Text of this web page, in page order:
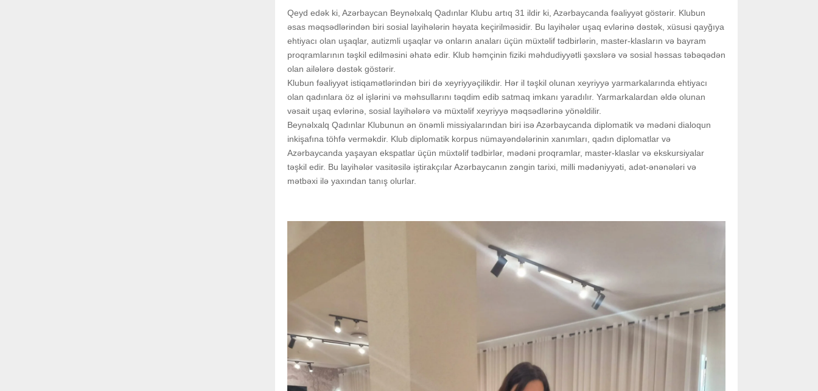
Qeyd edək ki, Azərbaycan Beynəlxalq Qadınlar Klubu artıq 31 ildir ki, Azərbaycanda fəaliyyət göstərir. Klubun
əsas məqsədlərindən biri sosial layihələrin həyata keçirilməsidir. Bu layihələr uşaq evlərinə dəstək, xüsusi qayğıya
ehtiyacı olan uşaqlar, autizmli uşaqlar və onların anaları üçün müxtəlif tədbirlərin, master-klasların və bayram
proqramlarının təşkil edilməsini əhatə edir. Klub həmçinin fiziki məhdudiyyətli şəxslərə və sosial həssas təbəqədən
olan ailələrə dəstək göstərir.
Klubun fəaliyyət istiqamətlərindən biri də xeyriyyəçilikdir. Hər il təşkil olunan xeyriyyə yarmarkalarında ehtiyacı
olan qadınlara öz əl işlərini və məhsullarını təqdim edib satmaq imkanı yaradılır. Yarmarkalardan əldə olunan
vəsait uşaq evlərinə, sosial layihələrə və müxtəlif xeyriyyə məqsədlərinə yönəldilir.
Beynəlxalq Qadınlar Klubunun ən önəmli missiyalarından biri isə Azərbaycanda diplomatik və mədəni dialoqun
inkişafına töhfə verməkdir. Klub diplomatik korpus nümayəndələrinin xanımları, qadın diplomatlar və
Azərbaycanda yaşayan ekspatlar üçün müxtəlif tədbirlər, mədəni proqramlar, master-klaslar və ekskursiyalar
təşkil edir. Bu layihələr vasitəsilə iştirakçılar Azərbaycanın zəngin tarixi, milli mədəniyyəti, adət-ənənələri və
mətbəxi ilə yaxından tanış olurlar.